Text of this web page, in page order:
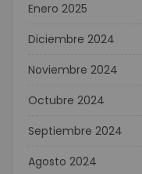
Enero 2025
Diciembre 2024
Noviembre 2024
Octubre 2024
Septiembre 2024
Agosto 2024